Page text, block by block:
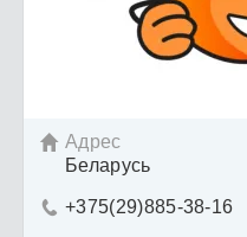
 Адрес
Беларусь
 +375(29)885-38-16